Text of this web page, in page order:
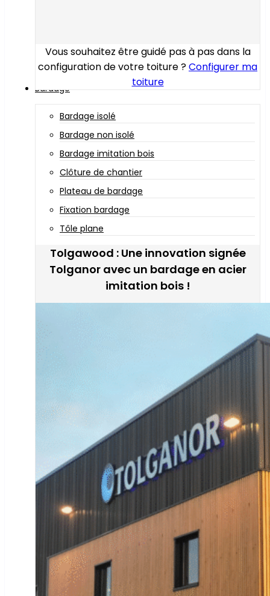
Vous souhaitez être guidé pas à pas dans la
configuration de votre toiture ?Configurer ma
toiture
Bardage
Bardage isolé
Bardage non isolé
Bardage imitation bois
Clôture de chantier
Plateau de bardage
Fixation bardage
Tôle plane
Tolgawood : Une innovation signée
Tolganor avec un bardage en acier
imitation bois !